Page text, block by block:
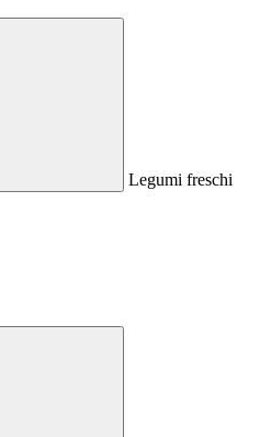
Legumi freschi